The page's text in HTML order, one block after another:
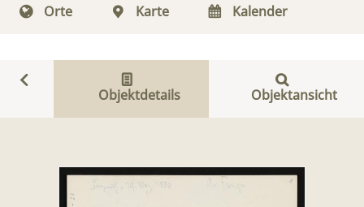
Orte Karte Kalender
Objektdetails Objektansicht